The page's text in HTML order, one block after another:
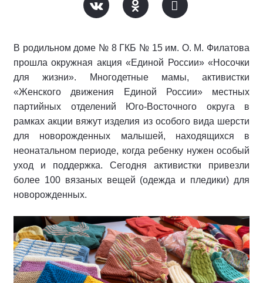
В родильном доме № 8 ГКБ № 15 им. О. М. Филатова
прошла окружная акция «Единой России» «Носочки
для жизни». Многодетные мамы, активистки
«Женского движения Единой России» местных
партийных отделений Юго-Восточного округа в
рамках акции вяжут изделия из особого вида шерсти
для новорожденных малышей, находящихся в
неонатальном периоде, когда ребенку нужен особый
уход и поддержка. Сегодня активистки привезли
более 100 вязаных вещей (одежда и пледики) для
новорожденных.